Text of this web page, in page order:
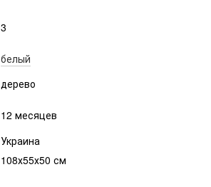
3
белый
дерево
12 месяцев
Украина
108х55х50 см